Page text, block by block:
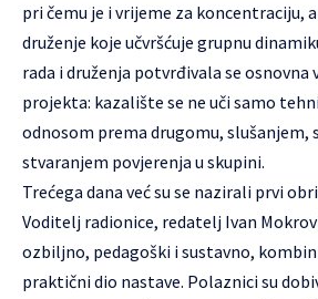
pri čemu je i vrijeme za koncentraciju,
druženje koje učvršćuje grupnu
rada i druženja potvrđivala se
projekta: kazalište se ne uči samo
odnosom prema drugomu, slušanjem,
stvaranjem povjerenja u skupini.
Trećega dana već su se nazirali prvi
Voditelj radionice, redatelj Ivan
ozbiljno, pedagoški i sustavno,
praktični dio nastave. Polaznici su